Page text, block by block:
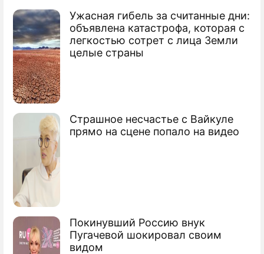
Ужасная гибель за считанные дни:
объявлена катастрофа, которая с
легкостью сотрет с лица Земли
целые страны
Страшное несчастье с Вайкуле
прямо на сцене попало на видео
Покинувший Россию внук
Пугачевой шокировал своим
видом